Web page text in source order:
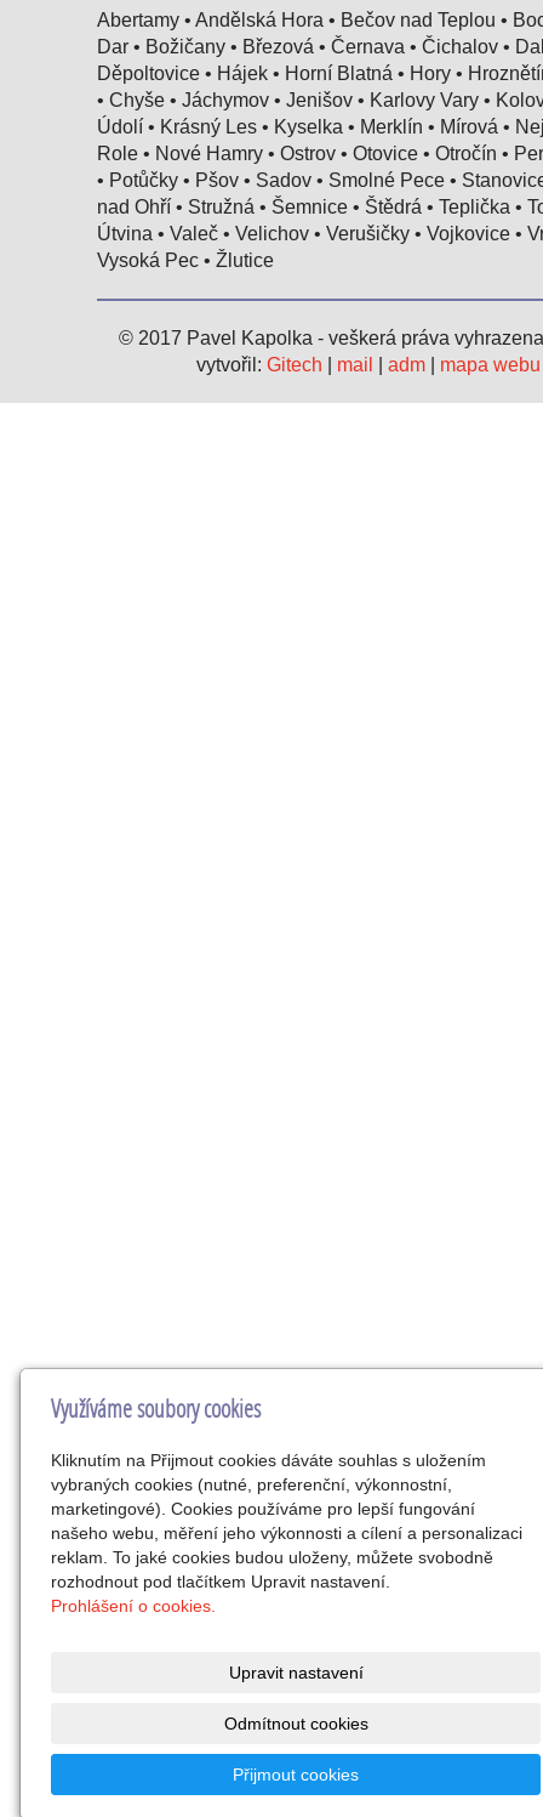
Abertamy • Andělská Hora • Bečov nad Teplou •
Dar • Božičany • Březová • Černava • Čichalov •
Děpoltovice • Hájek • Horní Blatná • Hory •
• Chyše • Jáchymov • Jenišov • Karlovy Vary •
Údolí • Krásný Les • Kyselka • Merklín • Mírová •
Role • Nové Hamry • Ostrov • Otovice • Otročín •
• Potůčky • Pšov • Sadov • Smolné Pece •
nad Ohří • Stružná • Šemnice • Štědrá • Teplička •
Útvina • Valeč • Velichov • Verušičky • Vojkovice •
Vysoká Pec • Žlutice
© 2017 Pavel Kapolka - veškerá práva
vytvořil: Gitech mail adm mapa webu
Využíváme soubory cookies
Kliknutím na Přijmout cookies dáváte souhlas s uložením
vybraných cookies (nutné, preferenční, výkonnostní,
marketingové). Cookies používáme pro lepší fungování
našeho webu, měření jeho výkonnosti a cílení a personalizaci
reklam. To jaké cookies budou uloženy, můžete svobodně
rozhodnout pod tlačítkem Upravit nastavení.
Prohlášení o cookies.
Upravit nastavení
Odmítnout cookies
Přijmout cookies